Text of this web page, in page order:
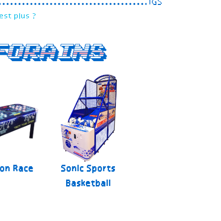
IGS
plus ?
Race
Sonic Sports
Basketball